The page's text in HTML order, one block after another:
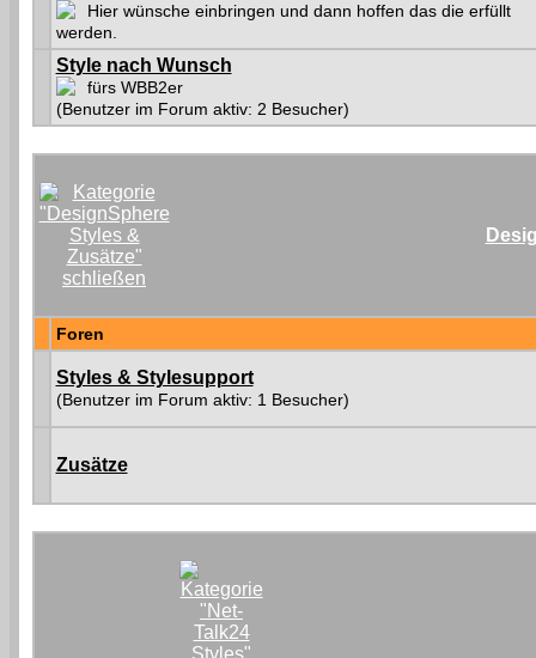
Hier wünsche einbringen und dann hoffen das die erfüllt
werden.
Style nach Wunsch
fürs WBB2er
(Benutzer im Forum aktiv: 2 Besucher)
Foren
Styles & Stylesupport
(Benutzer im Forum aktiv: 1 Besucher)
Zusätze